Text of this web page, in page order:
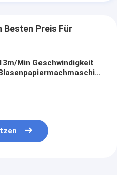
Besten Preis Für
Min Geschwindigkeit